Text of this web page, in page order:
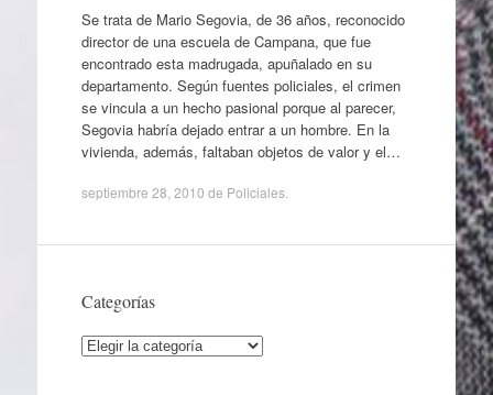
Se trata de Mario Segovia, de 36 años, reconocido
director de una escuela de Campana, que fue
encontrado esta madrugada, apuñalado en su
departamento. Según fuentes policiales, el crimen
se vincula a un hecho pasional porque al parecer,
Segovia habría dejado entrar a un hombre. En la
vivienda, además, faltaban objetos de valor y el…
septiembre 28, 2010 de Policiales.
Categorías
Categorías